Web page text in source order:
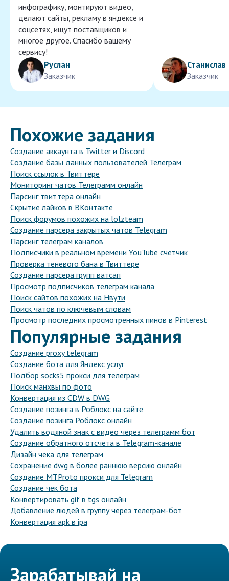
инфографику, монтируют видео,
делают сайты, рекламу в яндексе и
соцсетях, ищут поставщиков и
многое другое. Спасибо вашему
сервису!
Руслан
Заказчик
Станислав
Заказчик
Похожие задания
Создание аккаунта в Twitter и Discord
Создание базы данных пользователей Телеграм
Поиск ссылок в Твиттере
Мониторинг чатов Телеграмм онлайн
Парсинг твиттера онлайн
Скрытие лайков в ВКонтакте
Поиск форумов похожих на lolzteam
Создание парсера закрытых чатов Telegram
Парсинг телеграм каналов
Подписчики в реальном времени YouTube счетчик
Проверка теневого бана в Твиттере
Создание парсера групп ватсап
Просмотр подписчиков телеграм канала
Поиск сайтов похожих на Нвути
Поиск чатов по ключевым словам
Просмотр последних просмотренных пинов в Pinterest
Популярные задания
Создание proxy telegram
Создание бота для Яндекс услуг
Подбор socks5 прокси для телеграм
Поиск манхвы по фото
Конвертация из CDW в DWG
Создание позинга в Роблокс на сайте
Создание позинга Роблокс онлайн
Удалить водяной знак с видео через телеграмм бот
Создание обратного отсчета в Telegram-канале
Дизайн чека для телеграм
Сохранение dwg в более раннюю версию онлайн
Создание MTProto прокси для Telegram
Создание чек бота
Конвертировать gif в tgs онлайн
Добавление людей в группу через телеграм-бот
Конвертация apk в ipa
Зарабатывай на